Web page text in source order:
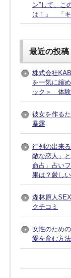
ン”して、こ
は！』 「キ
最近の投稿
株式会社
を一気に縮
ック＞ 体験
彼女を作る
暴露
行列の出来
敵な恋人」
命占」占い
果は？厳し
森林原人
クチコミ
女性のため
愛を育む方